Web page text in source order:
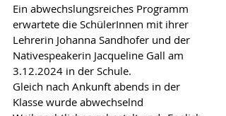
Ein abwechslungsreiches Programm
erwartete die SchülerInnen mit ihrer
Lehrerin Johanna Sandhofer und der
Nativespeakerin Jacqueline Gall am
3.12.2024 in der Schule.
Gleich nach Ankunft abends in der
Klasse wurde abwechselnd